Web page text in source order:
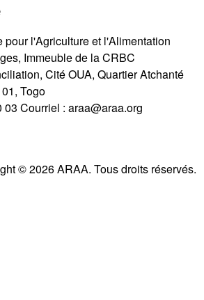
l'Agriculture et l'Alimentation
Immeuble de la CRBC
Cité OUA, Quartier Atchanté
Togo
03 Courriel : araa@araa.org
© 2026 ARAA. Tous droits réservés.